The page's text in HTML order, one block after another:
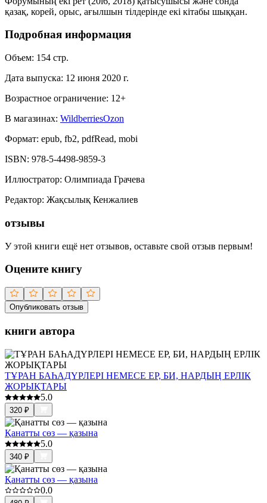
қазақ, корей, орыс, ағылшын тілдерінде екі кітабы шыққан.
Подробная информация
Объем: 154 стр.
Дата выпуска: 12 июня 2020 г.
Возрастное ограничение: 12+
В магазинах: WildberriesOzon
Формат: epub, fb2, pdfRead, mobi
ISBN: 978-5-4498-9859-3
Иллюстратор: Олимпиада Грачева
Редактор: Жақсылық Кенжалиев
отзывы
У этой книги ещё нет отзывов, оставьте свой отзыв первым!
Оцените книгу
Опубликовать отзыв
книги автора
ТҰРАН БАҺАДҮРЛЕРІ НЕМЕСЕ ЕР, БИ, НАРДЫҢ ЕРЛІК
ЖОРЫҚТАРЫ
5.0
320 ₽
Қанатты сөз — қазына
5.0
340 ₽
Қанатты сөз — қазына
0.0